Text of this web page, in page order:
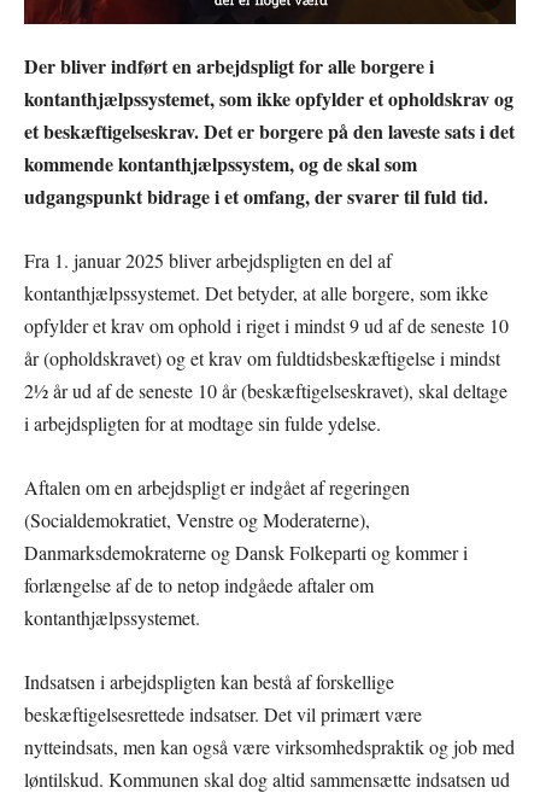
Der bliver indført en arbejdspligt for alle borgere i
kontanthjælpssystemet, som ikke opfylder et opholdskrav og
et beskæftigelseskrav. Det er borgere på den laveste sats i det
kommende kontanthjælpssystem, og de skal som
udgangspunkt bidrage i et omfang, der svarer til fuld tid.
Fra 1. januar 2025 bliver arbejdspligten en del af
kontanthjælpssystemet. Det betyder, at alle borgere, som ikke
opfylder et krav om ophold i riget i mindst 9 ud af de seneste 10
år (opholdskravet) og et krav om fuldtidsbeskæftigelse i mindst
2½ år ud af de seneste 10 år (beskæftigelseskravet), skal deltage
i arbejdspligten for at modtage sin fulde ydelse.
Aftalen om en arbejdspligt er indgået af regeringen
(Socialdemokratiet, Venstre og Moderaterne),
Danmarksdemokraterne og Dansk Folkeparti og kommer i
forlængelse af de to netop indgåede aftaler om
kontanthjælpssystemet.
Indsatsen i arbejdspligten kan bestå af forskellige
beskæftigelsesrettede indsatser. Det vil primært være
nytteindsats, men kan også være virksomhedspraktik og job med
løntilskud. Kommunen skal dog altid sammensætte indsatsen ud